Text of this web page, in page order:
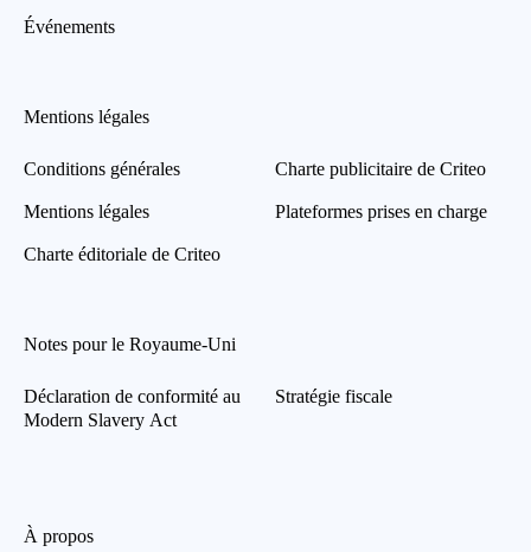
Événements
Mentions légales
Conditions générales
Mentions légales
Charte éditoriale de Criteo
Charte publicitaire de Criteo
Plateformes prises en charge
Notes pour le Royaume-Uni
Déclaration de conformité au
Modern Slavery Act
Stratégie fiscale
À propos